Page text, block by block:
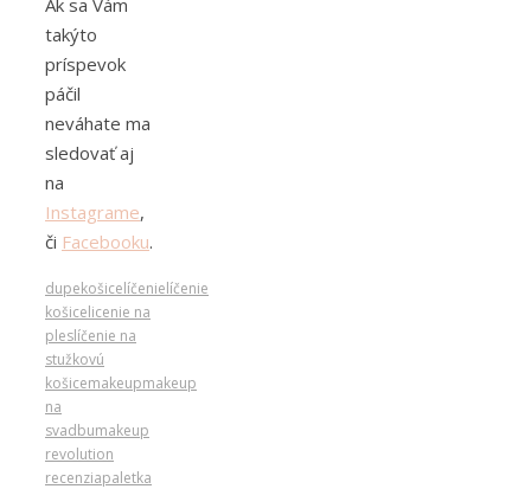
takýto
príspevok
páčil
neváhate ma
sledovať aj
na
Instagrame,
či Facebooku.
dupekošicelíčenielíčenie
košicelicenie na
pleslíčenie na
stužkovú
košicemakeupmakeup
na
svadbumakeup
revolution
recenziapaletka